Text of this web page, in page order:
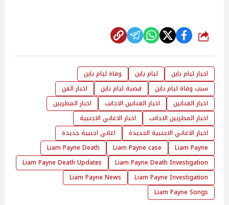
شارك
اخبار ليام باين ليام باين
وفاة ليام باين
سبب وفاة ليام باين
قضية ليام باين
اخبار الفن
اخبار الفنانين
اخبار الفنانين الاجانب
اخبار المطربين
اخبار المطربين الاجانب
اخبار الاغاني الاجنبية
اخبار الاغاني الاجنبية الجديدة
اغاني اجنبية جديدة
Liam Payne
Liam Payne case
Liam Payne Death
Liam Payne Death Investigation
Liam Payne Death Updates
Liam Payne Investigation
Liam Payne News
Liam Payne Songs